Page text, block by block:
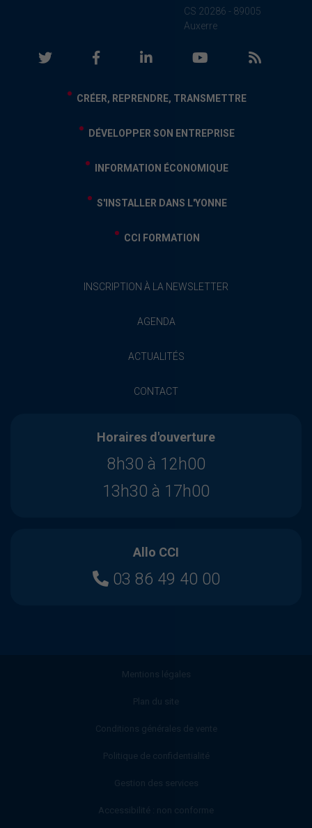
CS 20286 - 89005
Auxerre
CRÉER, REPRENDRE, TRANSMETTRE
DÉVELOPPER SON ENTREPRISE
INFORMATION ÉCONOMIQUE
S'INSTALLER DANS L'YONNE
CCI FORMATION
INSCRIPTION À LA NEWSLETTER
AGENDA
ACTUALITÉS
CONTACT
Horaires d'ouverture
8h30 à 12h00
13h30 à 17h00
Allo CCI
03 86 49 40 00
Mentions légales
Plan du site
Conditions générales de vente
Politique de confidentialité
Gestion des services
Accessibilité : non conforme